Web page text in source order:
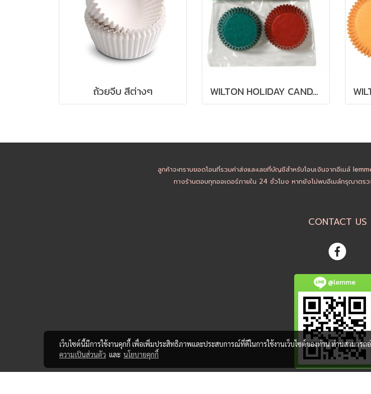
ถ้วยจีบ สีต่างๆ WILTON HOLIDAY CANDY CUPS RED / GREEN MINI - 72 ใบ
ลูกค้าจะทราบยอดโอนที่รวมค่าส่งและเลขที่บัญชีสำหรับโอนเงินจากอีเมล์
ทางร้านตอบทุกออเดอร์ภายใน 24 ชั่วโมง หากยังไม่พบอีเมล์กรุณาต
CONTACT US
@lemme
เว็บไซต์นี้มีการใช้งานคุกกี้ เพื่อเพิ่มประสิทธิภาพและประสบการณ์ที่ดีในการใช้งานเว็บไซต์ของท่าน ท่านสามารถ
ความเป็นส่วนตัว และ นโยบายคุกกี้